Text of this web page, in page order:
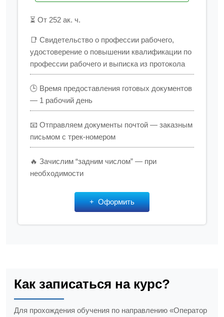
⏳ От 252 ак. ч.
📑 Свидетельство о профессии рабочего,
удостоверение о повышении квалификации по
профессии рабочего и выписка из протокола
🕒 Время предоставления готовых документов
— 1 рабочий день
📧 Отправляем документы почтой — заказным
письмом с трек-номером
🔥 Зачислим “задним числом” — при
необходимости
Оформить
Как записаться на курс?
Для прохождения обучения по направлению «Оператор